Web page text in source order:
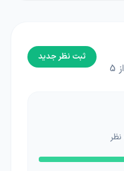
از 5
ثبت نظر جدید
نظر